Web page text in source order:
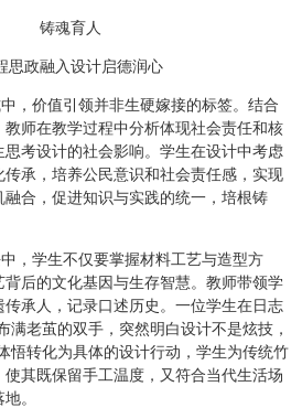
铸魂育人
思政融入设计启德润心
，价值引领并非生硬嫁接的标签。结合
师在教学过程中分析体现社会责任和核
考设计的社会影响。学生在设计中考虑
承，培养公民意识和社会责任感，实现
合，促进知识与实践的统一，培根铸
，学生不仅要掌握材料工艺与造型方
后的文化基因与生存智慧。教师带领学
承人，记录口述历史。一位学生在日志
满老茧的双手，突然明白设计不是炫技，
悟转化为具体的设计行动，学生为传统竹
其既保留手工温度，又符合当代生活场
。